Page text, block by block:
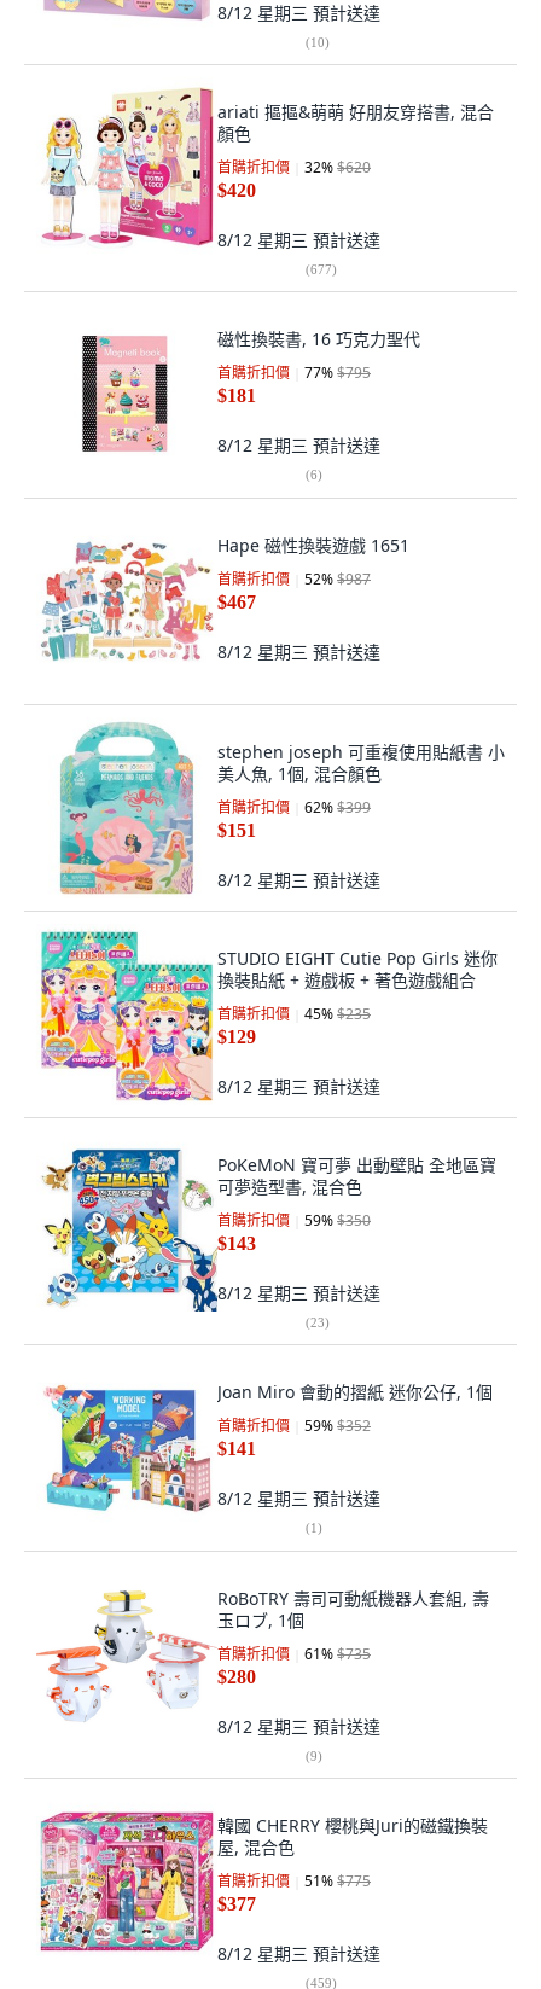
8/12 星期三 預計送達
(10)
ariati 摳摳&萌萌 好朋友穿搭書, 混合
顏色
首購折扣價 32%$620
$420
8/12 星期三 預計送達
(677)
磁性換裝書, 16 巧克力聖代
首購折扣價 77%$795
$181
8/12 星期三 預計送達
(6)
Hape 磁性換裝遊戲 1651
首購折扣價 52%$987
$467
8/12 星期三 預計送達
stephen joseph 可重複使用貼紙書 小
美人魚, 1個, 混合顏色
首購折扣價 62%$399
$151
8/12 星期三 預計送達
STUDIO EIGHT Cutie Pop Girls 迷你
換裝貼紙 + 遊戲板 + 著色遊戲組合
首購折扣價 45%$235
$129
8/12 星期三 預計送達
PoKeMoN 寶可夢 出動壁貼 全地區寶
可夢造型書, 混合色
首購折扣價 59%$350
$143
8/12 星期三 預計送達
(23)
Joan Miro 會動的摺紙 迷你公仔, 1個
首購折扣價 59%$352
$141
8/12 星期三 預計送達
(1)
RoBoTRY 壽司可動紙機器人套組, 壽
玉ロブ, 1個
首購折扣價 61%$735
$280
8/12 星期三 預計送達
(9)
韓國 CHERRY 櫻桃與Juri的磁鐵換裝
屋, 混合色
首購折扣價 51%$775
$377
8/12 星期三 預計送達
(459)